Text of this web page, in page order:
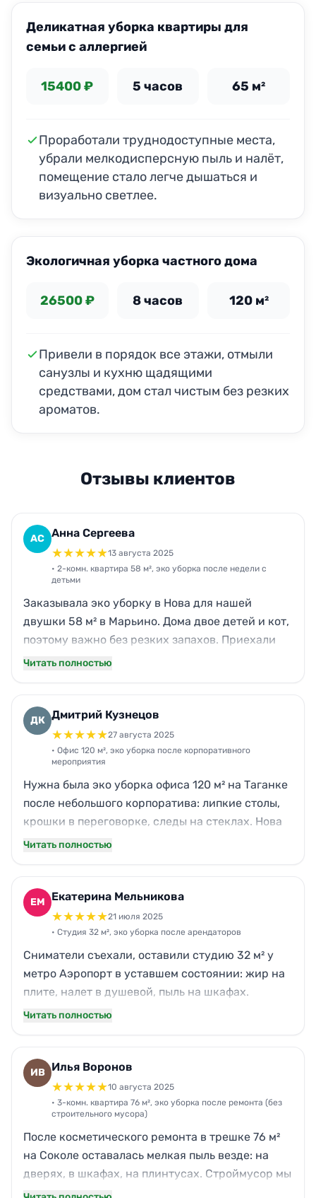
Деликатная уборка квартиры для
семьи с аллергией
15400 ₽ 5 часов 65 м²
Проработали труднодоступные места,
убрали мелкодисперсную пыль и налёт,
помещение стало легче дышаться и
визуально светлее.
Экологичная уборка частного дома
26500 ₽ 8 часов 120 м²
Привели в порядок все этажи, отмыли
санузлы и кухню щадящими
средствами, дом стал чистым без резких
ароматов.
Отзывы клиентов
АС Анна Сергеева
★★★★★13 августа 2025
• 2-комн. квартира 58 м², эко уборка после недели с
детьми
Заказывала эко уборку в Нова для нашей
двушки 58 м² в Марьино. Дома двое детей и кот,
поэтому важно без резких запахов. Приехали
ровно к 10:00, привезли свои средства и
прошлись по ванной и швам. Воздух после
уборки чистый, без химии. По цене вышло
адекватно, качество заметно, и общались очень
вежливо.
Читать полностью
ДК Дмитрий Кузнецов
★★★★★27 августа 2025
• Офис 120 м², эко уборка после корпоративного
мероприятия
Нужна была эко уборка офиса 120 м² на Таганке
после небольшого корпоратива: липкие столы,
крошки в переговорке, следы на стеклах. Нова
приехали утром без опозданий, двое
ковролин пропылесосили тщательно.
Понравилась скорость и то, что не осталось
химического запаха — в офисе потом спокойно
работали. Цена устроила, по итогам никаких
“доплат на месте”.
Читать полностью
ЕМ Екатерина Мельникова
★★★★★21 июля 2025
• Студия 32 м², эко уборка после арендаторов
Сниматели съехали, оставили студию 32 м² у
метро Аэропорт в уставшем состоянии: жир на
плите, налет в душевой, пыль на шкафах.
Заказала эко уборку, потому что у меня
Особенно порадовали ванная и кухня — без
разводов и липкости. Девушка-уборщик была
спокойная, аккуратная, ничего не переставляла
без спроса. По качеству и цене всё честно.
Читать полностью
ИВ Илья Воронов
★★★★★10 августа 2025
• 3-комн. квартира 76 м², эко уборка после ремонта (без
строительного мусора)
После косметического ремонта в трешке 76 м²
на Соколе оставалась мелкая пыль везде: на
дверях, в шкафах, на плинтусах. Строймусор мы
вывезли сами, нужна была именно эко уборка,